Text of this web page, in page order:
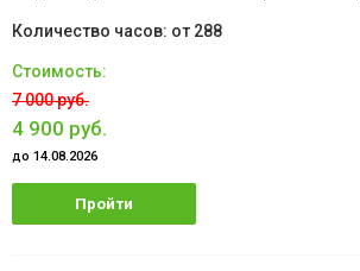
от 288
7 000 руб.
4 900 руб.
до 14.08.2026
Пройти